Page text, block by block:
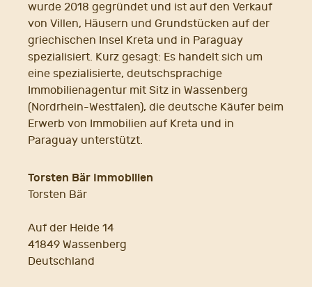
wurde 2018 gegründet und ist auf den Verkauf
von Villen, Häusern und Grundstücken auf der
griechischen Insel Kreta und in Paraguay
spezialisiert. Kurz gesagt: Es handelt sich um
eine spezialisierte, deutschsprachige
Immobilienagentur mit Sitz in Wassenberg
(Nordrhein-Westfalen), die deutsche Käufer beim
Erwerb von Immobilien auf Kreta und in
Paraguay unterstützt.
Torsten Bär Immobilien
Torsten Bär
Auf der Heide 14
41849 Wassenberg
Deutschland